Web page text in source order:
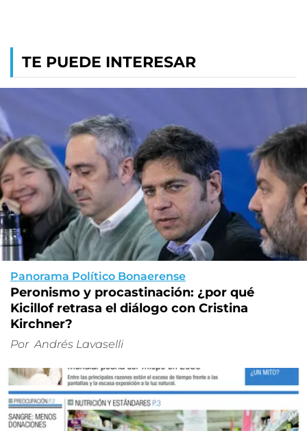
TE PUEDE INTERESAR
Panorama Político Bonaerense
Peronismo y procastinación: ¿por qué
Kicillof retrasa el diálogo con Cristina
Kirchner?
Por Andrés Lavaselli